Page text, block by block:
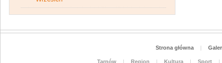
Strona główna |
Tarnów | Region | Kultura | Sport
|